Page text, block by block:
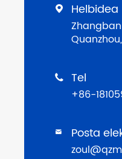
 Helbidea
Zhangban
 Tel
+86-
 Posta